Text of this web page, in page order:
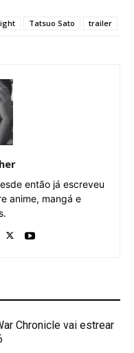
Tatsuo Sato trailer
então já escreveu
anime, mangá e
Chronicle vai estrear